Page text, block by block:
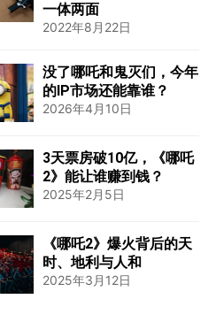
一体两面
2022年8月22日
没了哪吒和鬼灭们，今年
的IP市场还能靠谁？
2026年4月10日
3天票房破10亿，《哪吒
2》能让谁赚到钱？
2025年2月5日
《哪吒2》爆火背后的天
时、地利与人和
2025年3月12日